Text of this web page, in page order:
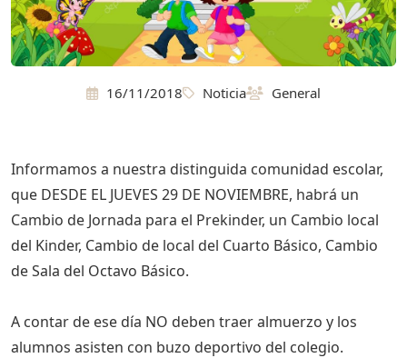
16/11/2018 Noticia General
Informamos a nuestra distinguida comunidad escolar,
que DESDE EL JUEVES 29 DE NOVIEMBRE, habrá un
Cambio de Jornada para el Prekinder, un Cambio local
del Kinder, Cambio de local del Cuarto Básico, Cambio
de Sala del Octavo Básico.
A contar de ese día NO deben traer almuerzo y los
alumnos asisten con buzo deportivo del colegio.